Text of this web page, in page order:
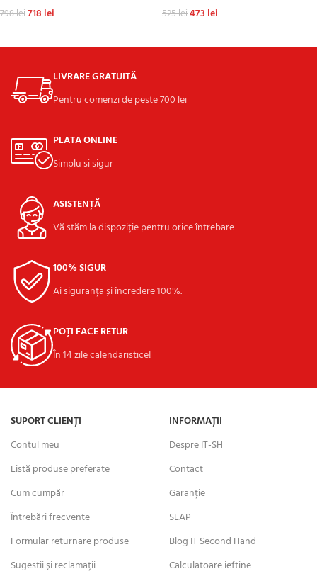
798lei718 lei 525lei473 lei
LIVRARE GRATUITĂ
Pentru comenzi de peste 700 lei
PLATA ONLINE
Simplu si sigur
ASISTENȚĂ
Vă stăm la dispoziție pentru orice întrebare
100% SIGUR
Ai siguranța și încredere 100%.
POȚI FACE RETUR
În 14 zile calendaristice!
SUPORT CLIENȚI
Contul meu
Listă produse preferate
Cum cumpăr
Întrebări frecvente
Formular returnare produse
Sugestii și reclamații
INFORMAȚII
Despre IT-SH
Contact
Garanție
SEAP
Blog IT Second Hand
Calculatoare ieftine